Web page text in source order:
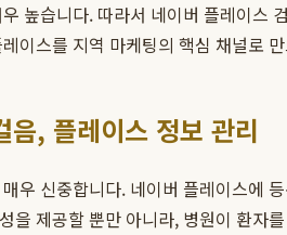
높습니다. 따라서 네이버 플레이스
이스를 지역 마케팅의 핵심 채널로
음, 플레이스 정보 관리
우 신중합니다. 네이버 플레이스에
을 제공할 뿐만 아니라, 병원이 환자